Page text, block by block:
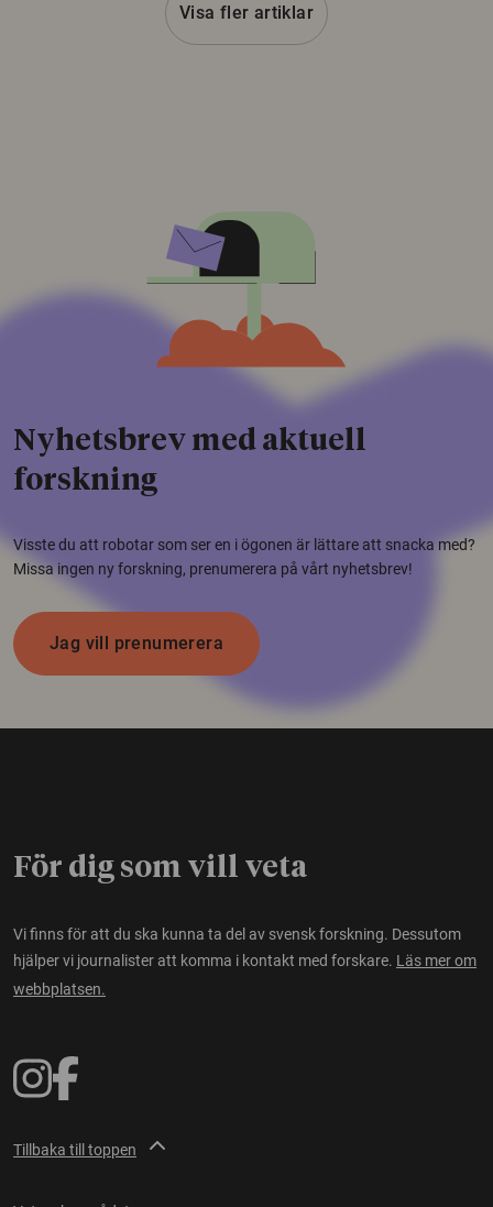
Visa fler artiklar
Nyhetsbrev med aktuell
forskning
Visste du att robotar som ser en i ögonen är lättare att snacka med?
Missa ingen ny forskning, prenumerera på vårt nyhetsbrev!
Jag vill prenumerera
För dig som vill veta
Vi finns för att du ska kunna ta del av svensk forskning. Dessutom
hjälper vi journalister att komma i kontakt med forskare. Läs mer om
webbplatsen.
Tillbaka till toppen